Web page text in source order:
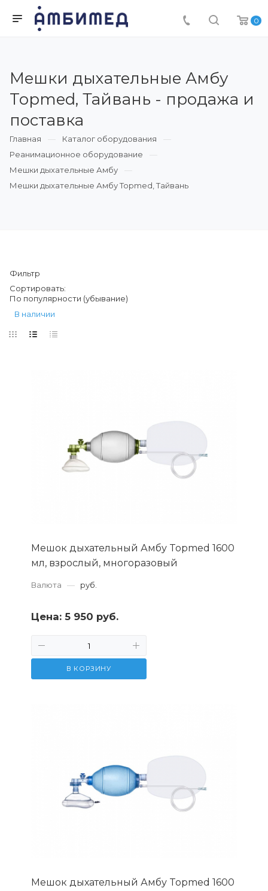
0
Мешки дыхательные Амбу
Topmed, Тайвань - продажа и
поставка
Главная
Каталог оборудования
Реанимационное оборудование
Мешки дыхательные Амбу
Мешки дыхательные Амбу Topmed, Тайвань
Фильтр
Сортировать:
По популярности (убывание)
В наличии
Мешок дыхательный Амбу Topmed 1600
мл, взрослый, многоразовый
Валюта — руб.
Цена: 5 950 руб.
В КОРЗИНУ
Мешок дыхательный Амбу Topmed 1600